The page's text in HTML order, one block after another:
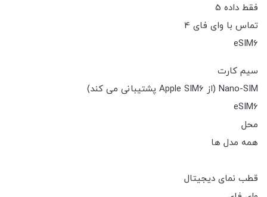
فقط داده 5
تماس با وای فای 4
eSIM6
سیم کارت
Nano-SIM (از Apple SIM6 پشتیبانی می کند)
eSIM6
محل
همه مدل ها
قطب نمای دیجیتال